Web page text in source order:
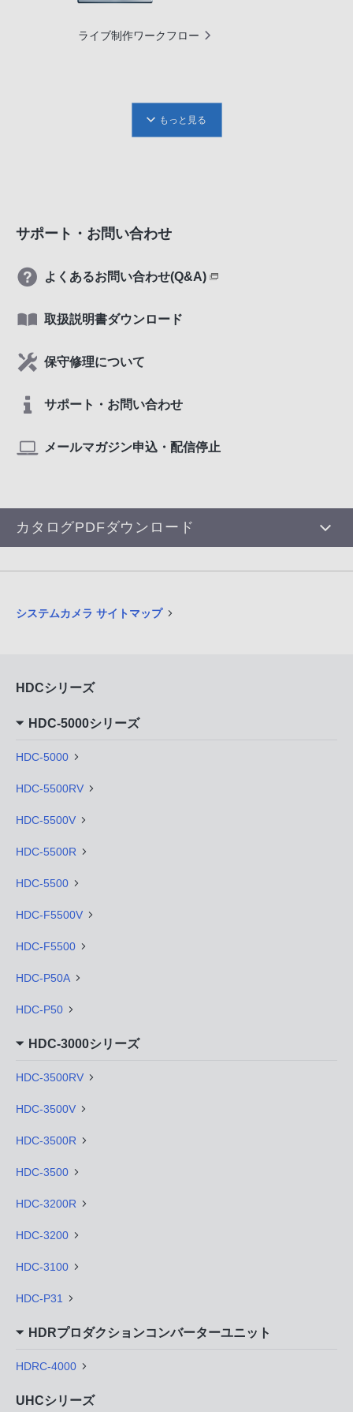
ライブ制作ワークフロー
もっと見る
サポート・お問い合わせ
よくあるお問い合わせ(Q&A)
取扱説明書ダウンロード
保守修理について
サポート・お問い合わせ
メールマガジン申込・配信停止
カタログPDFダウンロード
システムカメラ サイトマップ
HDCシリーズ
HDC-5000シリーズ
HDC-5000
HDC-5500RV
HDC-5500V
HDC-5500R
HDC-5500
HDC-F5500V
HDC-F5500
HDC-P50A
HDC-P50
HDC-3000シリーズ
HDC-3500RV
HDC-3500V
HDC-3500R
HDC-3500
HDC-3200R
HDC-3200
HDC-3100
HDC-P31
HDRプロダクションコンバーターユニット
HDRC-4000
UHCシリーズ